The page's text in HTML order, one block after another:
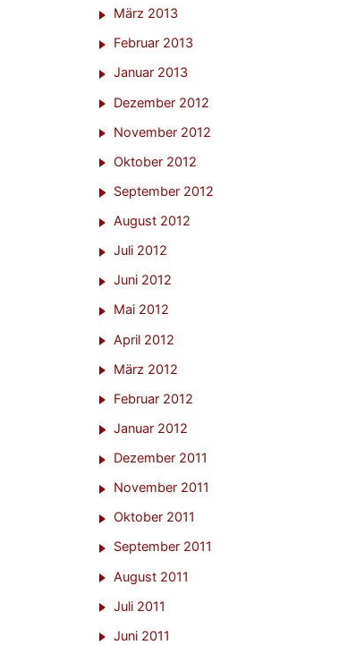
März 2013
Februar 2013
Januar 2013
Dezember 2012
November 2012
Oktober 2012
September 2012
August 2012
Juli 2012
Juni 2012
Mai 2012
April 2012
März 2012
Februar 2012
Januar 2012
Dezember 2011
November 2011
Oktober 2011
September 2011
August 2011
Juli 2011
Juni 2011